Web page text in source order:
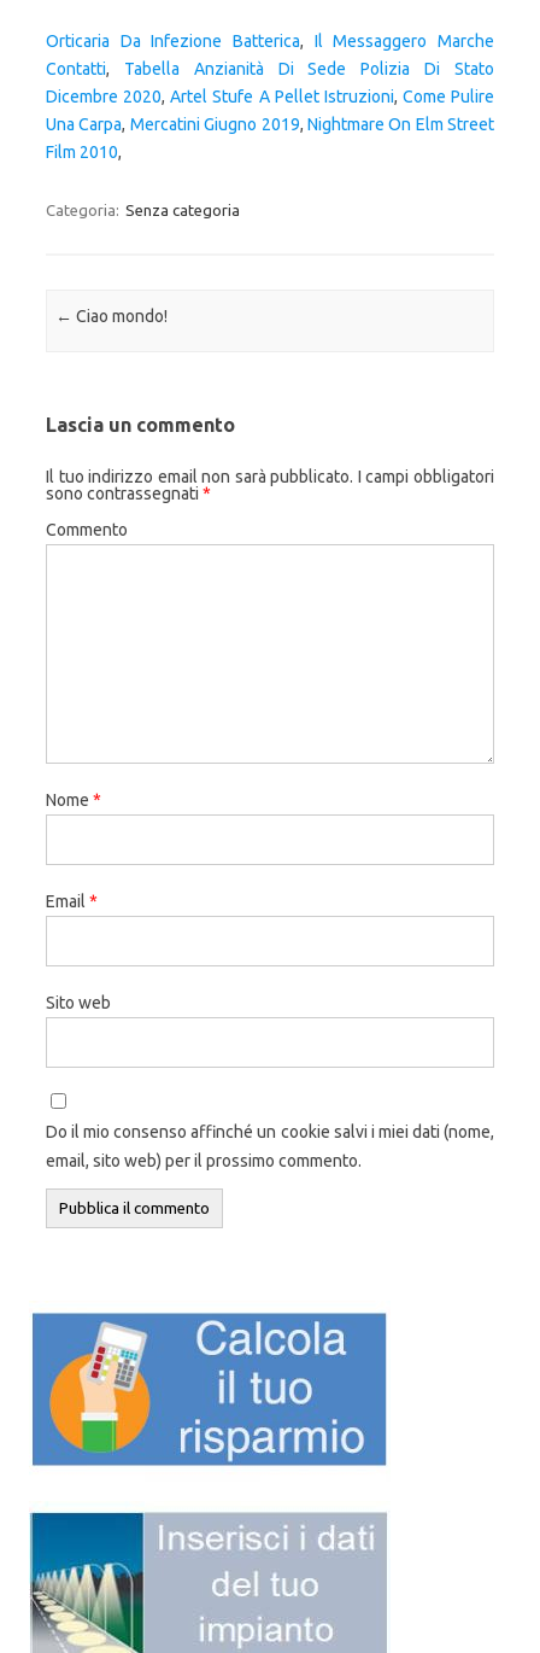
Orticaria Da Infezione Batterica, Il Messaggero Marche
Contatti, Tabella Anzianità Di Sede Polizia Di Stato
Dicembre 2020,Artel Stufe A Pellet Istruzioni, Come Pulire
Una Carpa, Mercatini Giugno 2019, Nightmare On Elm Street
Film 2010,
Categoria: Senza categoria
Navigazione articolo
← Ciao mondo!
Lascia un commento
Il tuo indirizzo email non sarà pubblicato. I campi obbligatori
sono contrassegnati *
Commento
Nome *
Email *
Sito web
Do il mio consenso affinché un cookie salvi i miei dati (nome,
email, sito web) per il prossimo commento.